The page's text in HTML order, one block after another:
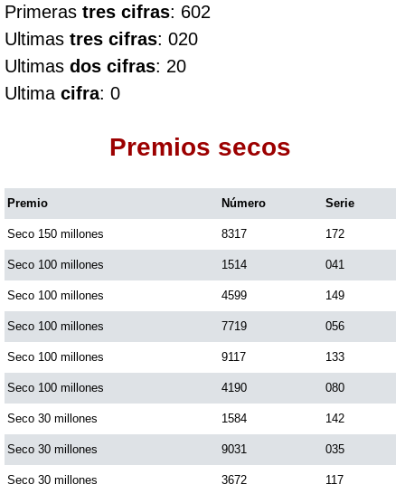
Culona día
Culona noche
Dorado Mañana
Dorado Noche
Fantástica Día
Fantástica Noche
Motilon Tarde
Motilon Noche
Primeras tres cifras: 602
Ultimas tres cifras: 020
Ultimas dos cifras: 20
Ultima cifra: 0
Premios secos
Premio Número Serie
Seco 150 millones 8317 172
Seco 100 millones 1514 041
Seco 100 millones 4599 149
Seco 100 millones 7719 056
Seco 100 millones 9117 133
Seco 100 millones 4190 080
Seco 30 millones 1584 142
Seco 30 millones 9031 035
Seco 30 millones 3672 117